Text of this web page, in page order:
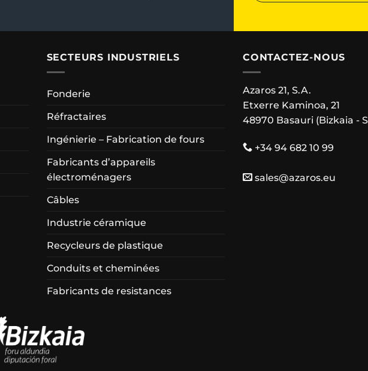
SECTEURS INDUSTRIELS
Fonderie
Réfractaires
Ingénierie – Fabrication de fours
Fabricants d’appareils
électroménagers
Câbles
Industrie céramique
Recycleurs de plastique
Conduits et cheminées
Fabricants de resistances
CONTACTEZ-NOUS
Azaros 21, S.A.
Etxerre Kaminoa, 21
48970 Basauri (Bizkaia -
+34 94 682 10 99
sales@azaros.eu